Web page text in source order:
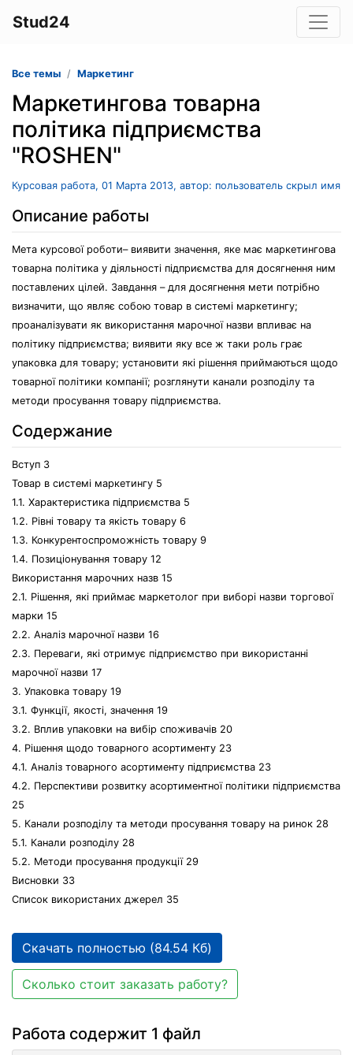
Stud24
Все темы Маркетинг
Маркетингова товарна
політика підприємства
"ROSHEN"
Курсовая работа, 01 Марта 2013, автор: пользователь скрыл имя
Описание работы
Мета курсової роботи– виявити значення, яке має маркетингова
товарна політика у діяльності підприємства для досягнення ним
поставлених цілей. Завдання – для досягнення мети потрібно
визначити, що являє собою товар в системі маркетингу;
проаналізувати як використання марочної назви впливає на
політику підприємства; виявити яку все ж таки роль грає
упаковка для товару; установити які рішення приймаються щодо
товарної політики компанії; розглянути канали розподілу та
методи просування товару підприємства.
Содержание
Вступ 3
Товар в системі маркетингу 5
1.1. Характеристика підприємства 5
1.2. Рівні товару та якість товару 6
1.3. Конкурентоспроможність товару 9
1.4. Позиціонування товару 12
Використання марочних назв 15
2.1. Рішення, які приймає маркетолог при виборі назви торгової
марки 15
2.2. Аналіз марочної назви 16
2.3. Переваги, які отримує підприємство при використанні
марочної назви 17
3. Упаковка товару 19
3.1. Функції, якості, значення 19
3.2. Вплив упаковки на вибір споживачів 20
4. Рішення щодо товарного асортименту 23
4.1. Аналіз товарного асортименту підприємства 23
4.2. Перспективи розвитку асортиментної політики підприємства
25
5. Канали розподілу та методи просування товару на ринок 28
5.1. Канали розподілу 28
5.2. Методи просування продукції 29
Висновки 33
Список використаних джерел 35
Скачать полностью (84.54 Кб)
Сколько стоит заказать работу?
Работа содержит 1 файл